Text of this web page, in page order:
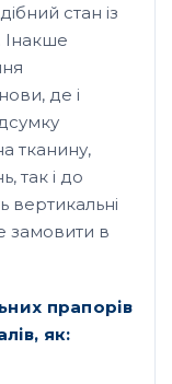
стан із
Інакше
де і
тканину,
так і до
вертикальні
замовити в
прапорів
як: